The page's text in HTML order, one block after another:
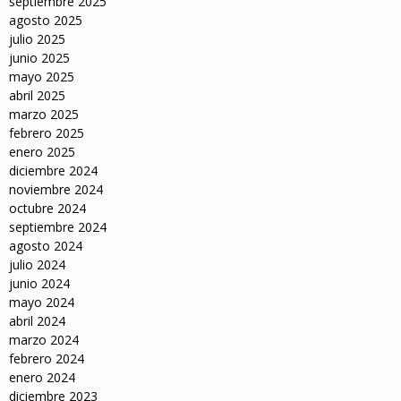
agosto 2025
julio 2025
junio 2025
mayo 2025
abril 2025
marzo 2025
febrero 2025
enero 2025
diciembre 2024
noviembre 2024
octubre 2024
septiembre 2024
agosto 2024
julio 2024
junio 2024
mayo 2024
abril 2024
marzo 2024
febrero 2024
enero 2024
diciembre 2023